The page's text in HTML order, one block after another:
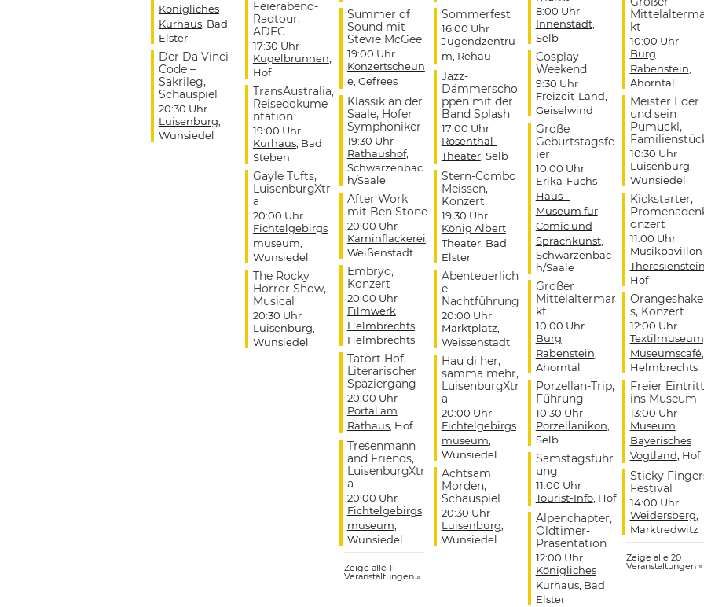
Königliches
Kurhaus, Bad
Elster
Der Da Vinci
Code –
Sakrileg,
Schauspiel
20:30 Uhr
Luisenburg,
Wunsiedel
Feierabend-
Radtour,
ADFC
17:30 Uhr
Kugelbrunnen,
Hof
TransAustralia,
Reisedokume
ntation
19:00 Uhr
Kurhaus, Bad
Steben
Gayle Tufts,
LuisenburgXtr
a
20:00 Uhr
Fichtelgebirgs
museum,
Wunsiedel
The Rocky
Horror Show,
Musical
20:30 Uhr
Luisenburg,
Wunsiedel
Summer of
Sound mit
Stevie McGee
19:00 Uhr
Konzertscheun
e, Gefrees
Klassik an der
Saale, Hofer
Symphoniker
19:30 Uhr
Rathaushof,
Schwarzenbac
h/Saale
After Work
mit Ben Stone
20:00 Uhr
Kaminflackerei,
Weißenstadt
Embryo,
Konzert
20:00 Uhr
Filmwerk
Helmbrechts,
Helmbrechts
Tatort Hof,
Literarischer
Spaziergang
20:00 Uhr
Portal am
Rathaus, Hof
Tresenmann
and Friends,
LuisenburgXtr
a
20:00 Uhr
Fichtelgebirgs
museum,
Wunsiedel
Zeige alle 11
Veranstaltungen »
Sommerfest
16:00 Uhr
Jugendzentru
m, Rehau
Jazz-
Dämmerscho
ppen mit der
Band Splash
17:00 Uhr
Rosenthal-
Theater, Selb
Stern-Combo
Meissen,
Konzert
19:30 Uhr
König Albert
Theater, Bad
Elster
Abenteuerlich
e
Nachtführung
20:00 Uhr
Marktplatz,
Weissenstadt
Hau di her,
samma mehr,
LuisenburgXtr
a
20:00 Uhr
Fichtelgebirgs
museum,
Wunsiedel
Achtsam
Morden,
Schauspiel
20:30 Uhr
Luisenburg,
Wunsiedel
8:00 Uhr
Innenstadt,
Selb
Cosplay
Weekend
9:30 Uhr
Freizeit-Land,
Geiselwind
Große
Geburtstagsfe
ier
10:00 Uhr
Erika-Fuchs-
Haus –
Museum für
Comic und
Sprachkunst,
Schwarzenbac
h/Saale
Großer
Mittelaltermar
kt
10:00 Uhr
Burg
Rabenstein,
Ahorntal
Porzellan-Trip,
Führung
10:30 Uhr
Porzellanikon,
Selb
Samstagsführ
ung
11:00 Uhr
Tourist-Info, Hof
Alpenchapter,
Oldtimer-
Präsentation
12:00 Uhr
Königliches
Kurhaus, Bad
Elster
kt
10:00 Uhr
Burg
Rabenstein,
Ahorntal
Meister Eder
und sein
Pumuckl,
10:30 Uhr
Luisenburg,
Wunsiedel
Kickstarter,
onzert
11:00 Uhr
Musikpavillon
Hof
s, Konzert
12:00 Uhr
Museumscafé,
Helmbrechts
Freier Eintritt
ins Museum
13:00 Uhr
Museum
Bayerisches
Vogtland, Hof
Sticky
Festival
14:00 Uhr
Weidersberg,
Marktredwitz
Zeige alle 20
Veranstaltungen »